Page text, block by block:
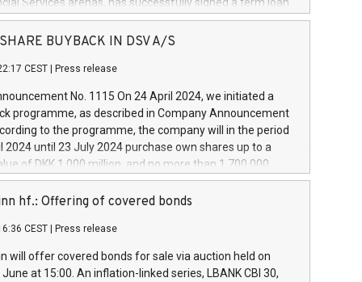
million euros with Cassa Depositi e Prestiti (CDP), for the
projects in Italy dedicated to research, development
develop innovative technologies and architectures in
digitalisation and vehicle connectivity aimed at
safety, driving comfort and productivity. The
which will have a 5-year amortising profile, will
Group in Italy by the end of 2025. Iveco Group N.V.
the home of unique people and brands that power your
a
SHARE BUYBACK IN DSV A/S
CEST Press release
No. 1115 On 24 April 2024, we initiated a
programme, as described in Company Announcement
to the programme, the company will in the period
2024 until 23 July 2024 purchase own shares up to a
of DKK 1,000 million, and no more than 1,700,000
to 0.79% of the share capital at
of the programme. The programme has been
and Council of 16 April 2014 (“MAR”) (save for
buyback programmes set out in MAR article 5) and
Delegated Regulation (EU) 2016/1052, also referred
hf.: Offering of covered bonds
CEST Press release
will offer covered bonds for sale via auction held on
at 15:00. An inflation-linked series, LBANK CBI 30,